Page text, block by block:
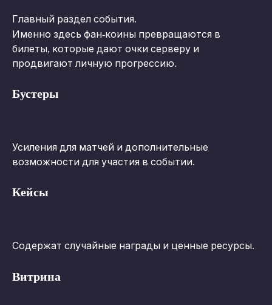
Главный раздел события.
Именно здесь фан-коины превращаются в
билеты, которые дают очки серверу и
продвигают личную прогрессию.
Бустеры
Усиления для матчей и дополнительные
возможности для участия в событии.
Кейсы
Содержат случайные награды и ценные ресурсы.
Витрина